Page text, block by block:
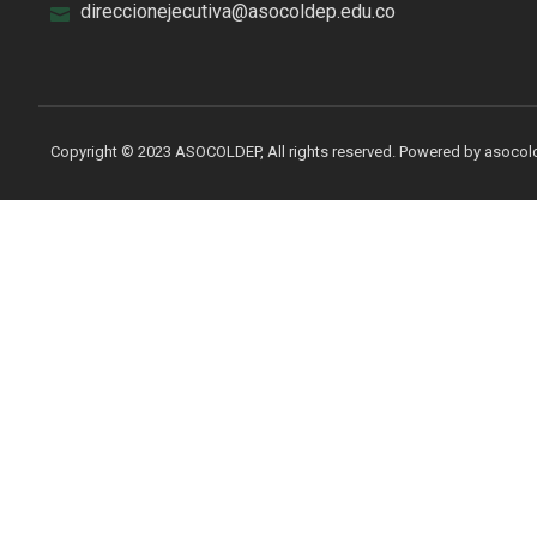
direccionejecutiva@asocoldep.edu.co
Copyright © 2023 ASOCOLDEP, All rights reserved. Powered by